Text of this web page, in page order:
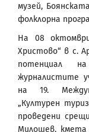
музей,
фолклорна
На 08
Христово“ в с.
потенциал
журналистите
на 19.
„Културен
проведени
Милошев, кмета